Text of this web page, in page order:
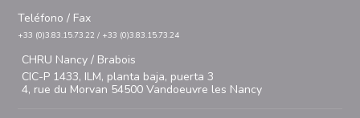
Teléfono / Fax
+33 (0)3.83.15.73.22 / +33 (0)3.83.15.73.24
CHRU Nancy / Brabois
CIC-P 1433, ILM, planta baja, puerta 3
4, rue du Morvan 54500 Vandoeuvre les Nancy